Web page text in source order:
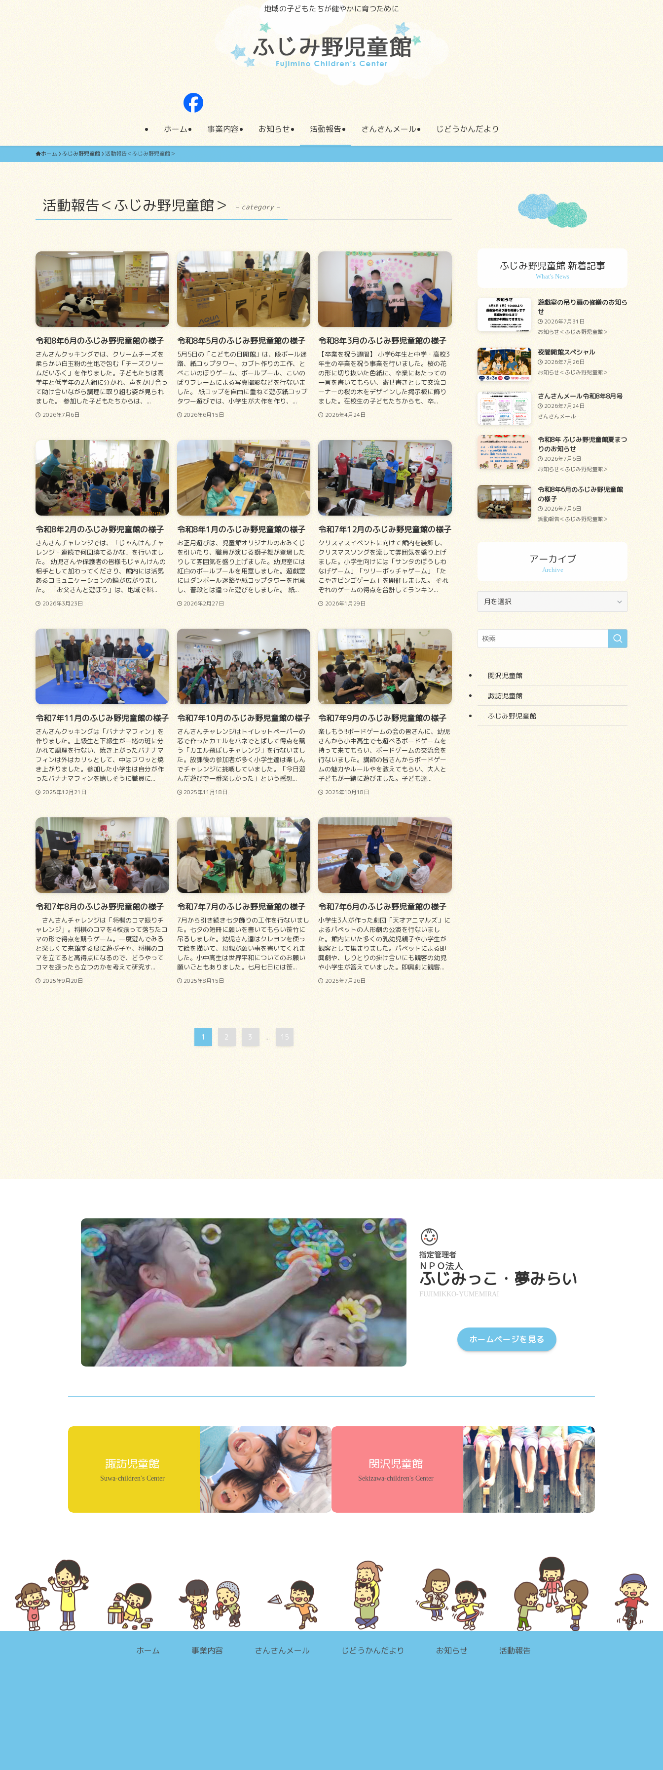
地域の子どもたちが健やかに育つために
ホーム 事業内容 お知らせ 活動報告 さんさんメール じどうかんだより
ホーム ふじみ野児童館 活動報告＜ふじみ野児童館＞
活動報告＜ふじみ野児童館＞ – category –
令和8年6月のふじみ野児童館の様子
さんさんクッキングでは、クリームチーズを
柔らかい白玉粉の生地で包む「チーズクリー
ムだいふく」を作りました。子どもたちは高
学年と低学年の2人組に分かれ、声をかけ合っ
て助け合いながら調理に取り組む姿が見られ
ました。 参加した子どもたちからは、...
2026年7月6日
令和8年5月のふじみ野児童館の様子
5月5日の「こどもの日開館」は、段ボール迷
路、紙コップタワー、カブト作りの工作、と
べこいのぼりゲーム、ボールプール、こいの
ぼりフレームによる写真撮影などを行ないま
した。 紙コップを自由に重ねて遊ぶ紙コップ
タワー遊びでは、小学生が大作を作り、...
2026年6月15日
令和8年3月のふじみ野児童館の様子
【卒業を祝う週間】 小学6年生と中学・高校3
年生の卒業を祝う事業を行いました。桜の花
の形に切り抜いた色紙に、卒業にあたっての
一言を書いてもらい、寄せ書きとして交流コ
ーナーの桜の木をデザインした掲示板に飾り
ました。在校生の子どもたちからも、卒...
2026年4月24日
令和8年2月のふじみ野児童館の様子
さんさんチャレンジでは、「じゃんけんチャ
レンジ・連続で何回勝てるかな」を行いまし
た。 幼児さんや保護者の皆様もじゃんけんの
相手として加わってくださり、館内には活気
あるコミュニケーションの輪が広がりまし
た。 「お父さんと遊ぼう」は、地域で科...
2026年3月23日
令和8年1月のふじみ野児童館の様子
お正月遊びは、児童館オリジナルのおみくじ
を引いたり、職員が演じる獅子舞が登場した
りして雰囲気を盛り上げました。幼児室には
紅白のボールプールを用意しました。遊戯室
にはダンボール迷路や紙コップタワーを用意
し、普段とは違った遊びをしました。 紙...
2026年2月27日
令和7年12月のふじみ野児童館の様子
クリスマスイベントに向けて館内を装飾し、
クリスマスソングを流して雰囲気を盛り上げ
ました。小学生向けには「サンタのぼうしわ
なげゲーム」「ツリーボッチャゲーム」「た
こやきビンゴゲーム」を開催しました。 それ
ぞれのゲームの得点を合計してランキン...
2026年1月29日
令和7年11月のふじみ野児童館の様子
さんさんクッキングは「バナナマフィン」を
作りました。上級生と下級生が一緒の班に分
かれて調理を行ない、焼き上がったバナナマ
フィンは外はカリッとして、中はフワッと焼
き上がりました。参加した小学生は自分が作
ったバナナマフィンを嬉しそうに職員に...
2025年12月21日
令和7年10月のふじみ野児童館の様子
さんさんチャレンジはトイレットペーパーの
芯で作ったカエルをバネでとばして得点を競
う「カエル飛ばしチャレンジ」を行ないまし
た。放課後の参加者が多く小学生達は楽しん
でチャレンジに挑戦していました。「今日遊
んだ遊びで一番楽しかった」という感想...
2025年11月18日
令和7年9月のふじみ野児童館の様子
楽しもう!!ボードゲームの会の皆さんに、幼児
さんから小中高生でも遊べるボードゲームを
持って来てもらい、ボードゲームの交流会を
行ないました。講師の皆さんからボードゲー
ムの魅力やルールやを教えてもらい、大人と
子どもが一緒に遊びました。子ども達...
2025年10月18日
令和7年8月のふじみ野児童館の様子
さんさんチャレンジは「将棋のコマ振りチ
ャレンジ」。将棋のコマを4枚振って落ちたコ
マの形で得点を競うゲーム。一度遊んでみる
と楽しくて来館する度に遊ぶ子や、将棋のコ
マを立てると高得点になるので、どうやって
コマを振ったら立つのかを考えて研究す...
2025年9月20日
令和7年7月のふじみ野児童館の様子
7月から引き続き七夕飾りの工作を行ないまし
た。七夕の短冊に願いを書いてもらい笹竹に
吊るしました。幼児さん達はクレヨンを使っ
て絵を描いて、母親が願い事を書いてくれま
した。小中高生は世界平和についてのお願い
願いごともありました。七月七日には笹...
2025年8月15日
令和7年6月のふじみ野児童館の様子
小学生3人が作った劇団「天才アニマルズ」に
よるパペットの人形劇の公演を行ないまし
た。館内にいた多くの乳幼児親子や小学生が
観客として集まりました。パペットによる即
興劇や、しりとりの掛け合いにも観客の幼児
や小学生が答えていました。即興劇に観客...
2025年7月26日
1 2 3 ... 15
ふじみ野児童館 新着記事
遊戯室の吊り扉の修繕のお知ら
せ
2026年7月31日
お知らせ＜ふじみ野児童館＞
夜間開館スペシャル
2026年7月26日
お知らせ＜ふじみ野児童館＞
さんさんメール令和8年8月号
2026年7月24日
さんさんメール
令和8年 ふじみ野児童館夏まつ
りのお知らせ
2026年7月6日
お知らせ＜ふじみ野児童館＞
令和8年6月のふじみ野児童館
の様子
2026年7月6日
活動報告＜ふじみ野児童館＞
アーカイブ
イ
ブ
関沢児童館
諏訪児童館
ふじみ野児童館
ふじみっこ・夢みらい
FUJIMIKKO-YUMEMIRAI
ホームページを見る
諏訪児童館
Suwa-children's Center
関沢児童館
Sekizawa-children's Center
ホーム 事業内容 さんさんメール じどうかんだより お知らせ 活動報告